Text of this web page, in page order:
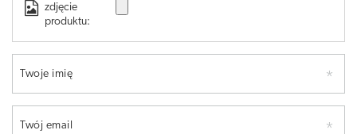
zdjęcie
produktu:
Twoje imię
Twój email